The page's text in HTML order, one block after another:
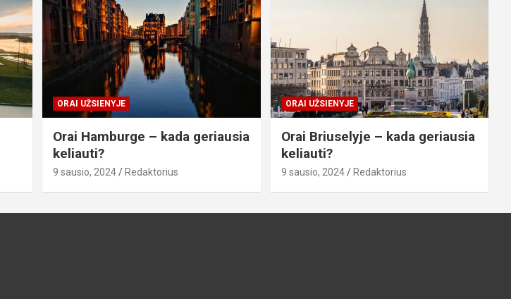
ORAI UŽSIENYJE
Orai Hamburge – kada geriausia
keliauti?
9 sausio, 2024 Redaktorius
ORAI UŽSIENYJE
Orai Briuselyje – kada geriausia
keliauti?
9 sausio, 2024 Redaktorius